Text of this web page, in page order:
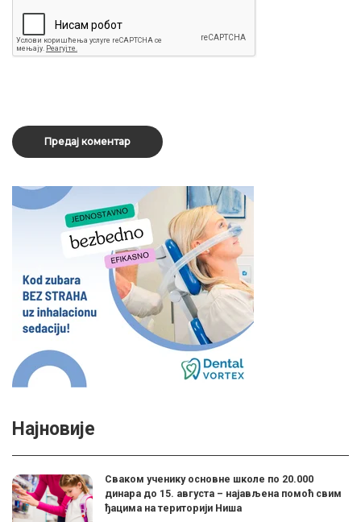
Најновије
Сваком ученику основне школе по 20.000
динара до 15. августа – најављена помоћ свим
ђацима на територији Ниша